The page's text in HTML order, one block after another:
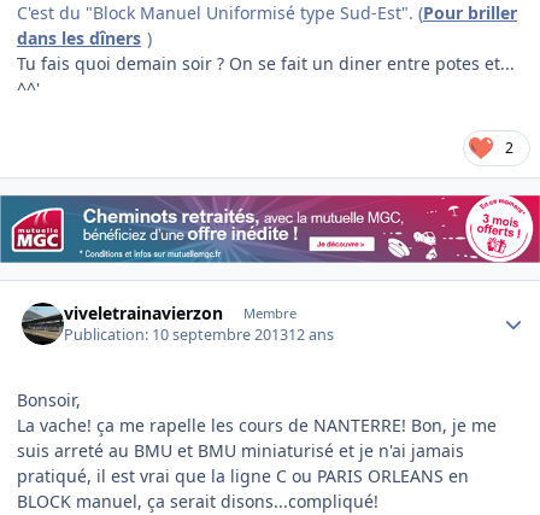
C'est du "Block Manuel Uniformisé type Sud-Est". (Pour briller
dans les dîners )
Tu fais quoi demain soir ? On se fait un diner entre potes et...
^^'
2
viveletrainavierzon Membre
Publication: 10 septembre 201312 ans
Bonsoir,
La vache! ça me rapelle les cours de NANTERRE! Bon, je me
suis arreté au BMU et BMU miniaturisé et je n'ai jamais
pratiqué, il est vrai que la ligne C ou PARIS ORLEANS en
BLOCK manuel, ça serait disons...compliqué!